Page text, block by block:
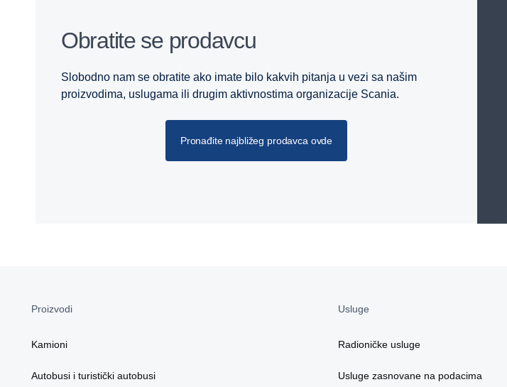
Obratite se prodavcu
Slobodno nam se obratite ako imate bilo kakvih pitanja u vezi sa našim
proizvodima, uslugama ili drugim aktivnostima organizacije Scania.
Pronađite najbližeg prodavca ovde
Proizvodi
Kamioni
Autobusi i turistički autobusi
Usluge
Radioničke usluge
Usluge zasnovane na podacima